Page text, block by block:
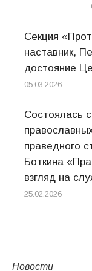
Секция
наставник,
достояние
05.03.2026
Состоялась
праведного
Боткина
взгляд на
25.02.2026
Новости